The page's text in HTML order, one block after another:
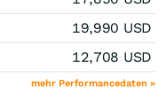
19,990 USD
12,708 USD
mehr Performancedaten »